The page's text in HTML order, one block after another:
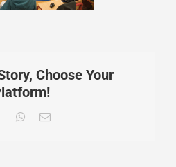
Choose Your
FacebookWhatsApp
Email